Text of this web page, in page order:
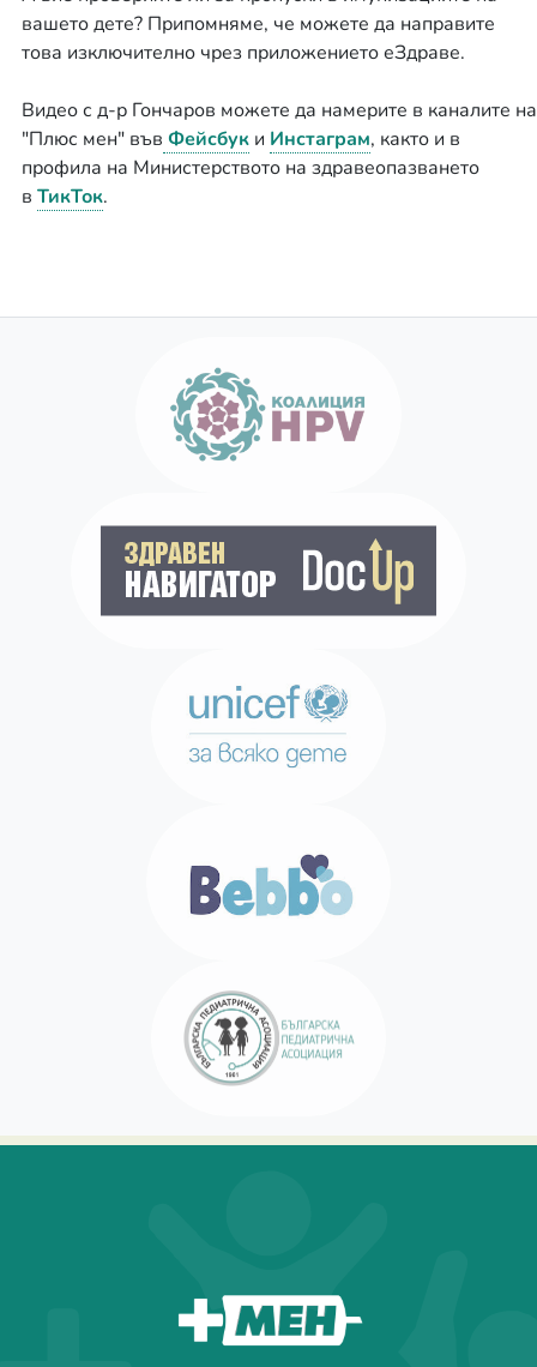
вашето дете? Припомняме, че можете да направите
това изключително чрез приложението еЗдраве.
Видео с д-р Гончаров можете да намерите в каналите на
"Плюс мен" във Фейсбуки Инстаграм, както и в
профила на Министерството на здравеопазването
в ТикТок.